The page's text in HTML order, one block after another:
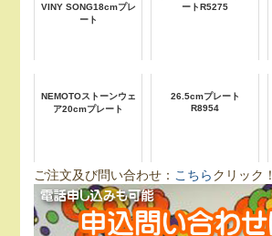
VINY SONG18cmプレ
ート
ートR5275
NEMOTOストーンウェ
ア20cmプレート
26.5cmプレート
R8954
ご注文及び問い合わせ： こちらクリック！